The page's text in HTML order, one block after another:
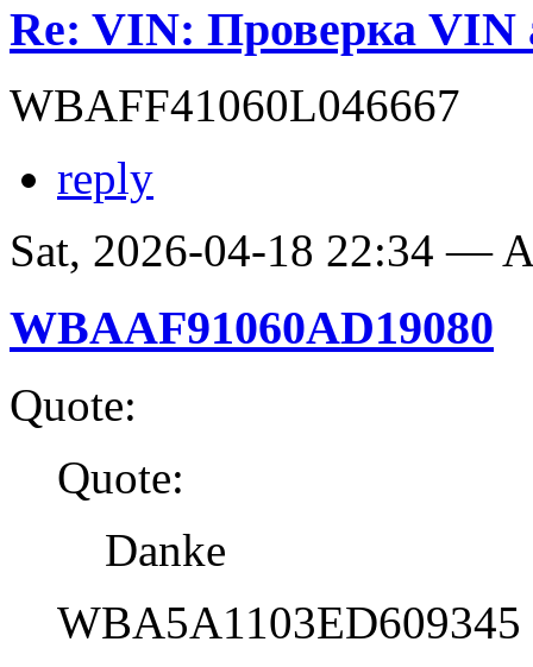
Re: VIN: Проверка VIN
WBAFF41060L046667
reply
Sat, 2026-04-18 22:34 —
WBAAF91060AD19080
Quote:
Quote:
Danke
WBA5A1103ED609345